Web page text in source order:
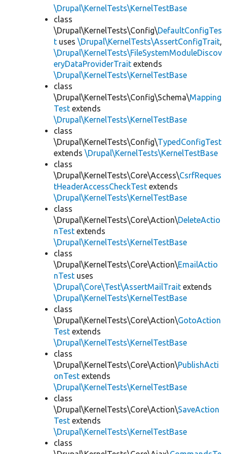
\Drupal\KernelTests\KernelTestBase
class
\Drupal\KernelTests\Config\DefaultConfigTes
t uses \Drupal\KernelTests\AssertConfigTrait,
\Drupal\KernelTests\FileSystemModuleDiscov
eryDataProviderTrait extends
\Drupal\KernelTests\KernelTestBase
class
\Drupal\KernelTests\Config\Schema\Mapping
Test extends
\Drupal\KernelTests\KernelTestBase
class
\Drupal\KernelTests\Config\TypedConfigTest
extends \Drupal\KernelTests\KernelTestBase
class
\Drupal\KernelTests\Core\Access\CsrfReques
tHeaderAccessCheckTest extends
\Drupal\KernelTests\KernelTestBase
class
\Drupal\KernelTests\Core\Action\DeleteActio
nTest extends
\Drupal\KernelTests\KernelTestBase
class
\Drupal\KernelTests\Core\Action\EmailActio
nTest uses
\Drupal\Core\Test\AssertMailTrait extends
\Drupal\KernelTests\KernelTestBase
class
\Drupal\KernelTests\Core\Action\GotoAction
Test extends
\Drupal\KernelTests\KernelTestBase
class
\Drupal\KernelTests\Core\Action\PublishActi
onTest extends
\Drupal\KernelTests\KernelTestBase
class
\Drupal\KernelTests\Core\Action\SaveAction
Test extends
\Drupal\KernelTests\KernelTestBase
class